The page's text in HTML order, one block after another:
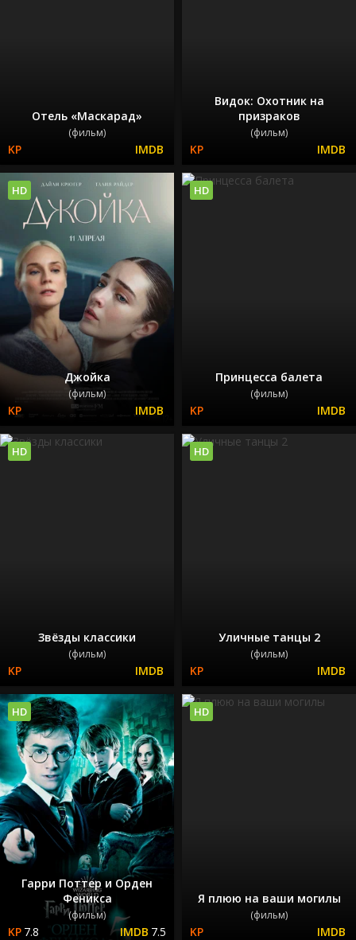
Отель «Маскарад»
(фильм)
Видок: Охотник на
призраков
(фильм)
Джойка
(фильм)
HD
Принцесса балета
(фильм)
HD
Звёзды классики
(фильм)
HD
Уличные танцы 2
(фильм)
HD
Гарри Поттер и Орден
Феникса
(фильм)
7.8 7.5
HD
Я плюю на ваши могилы
(фильм)
HD